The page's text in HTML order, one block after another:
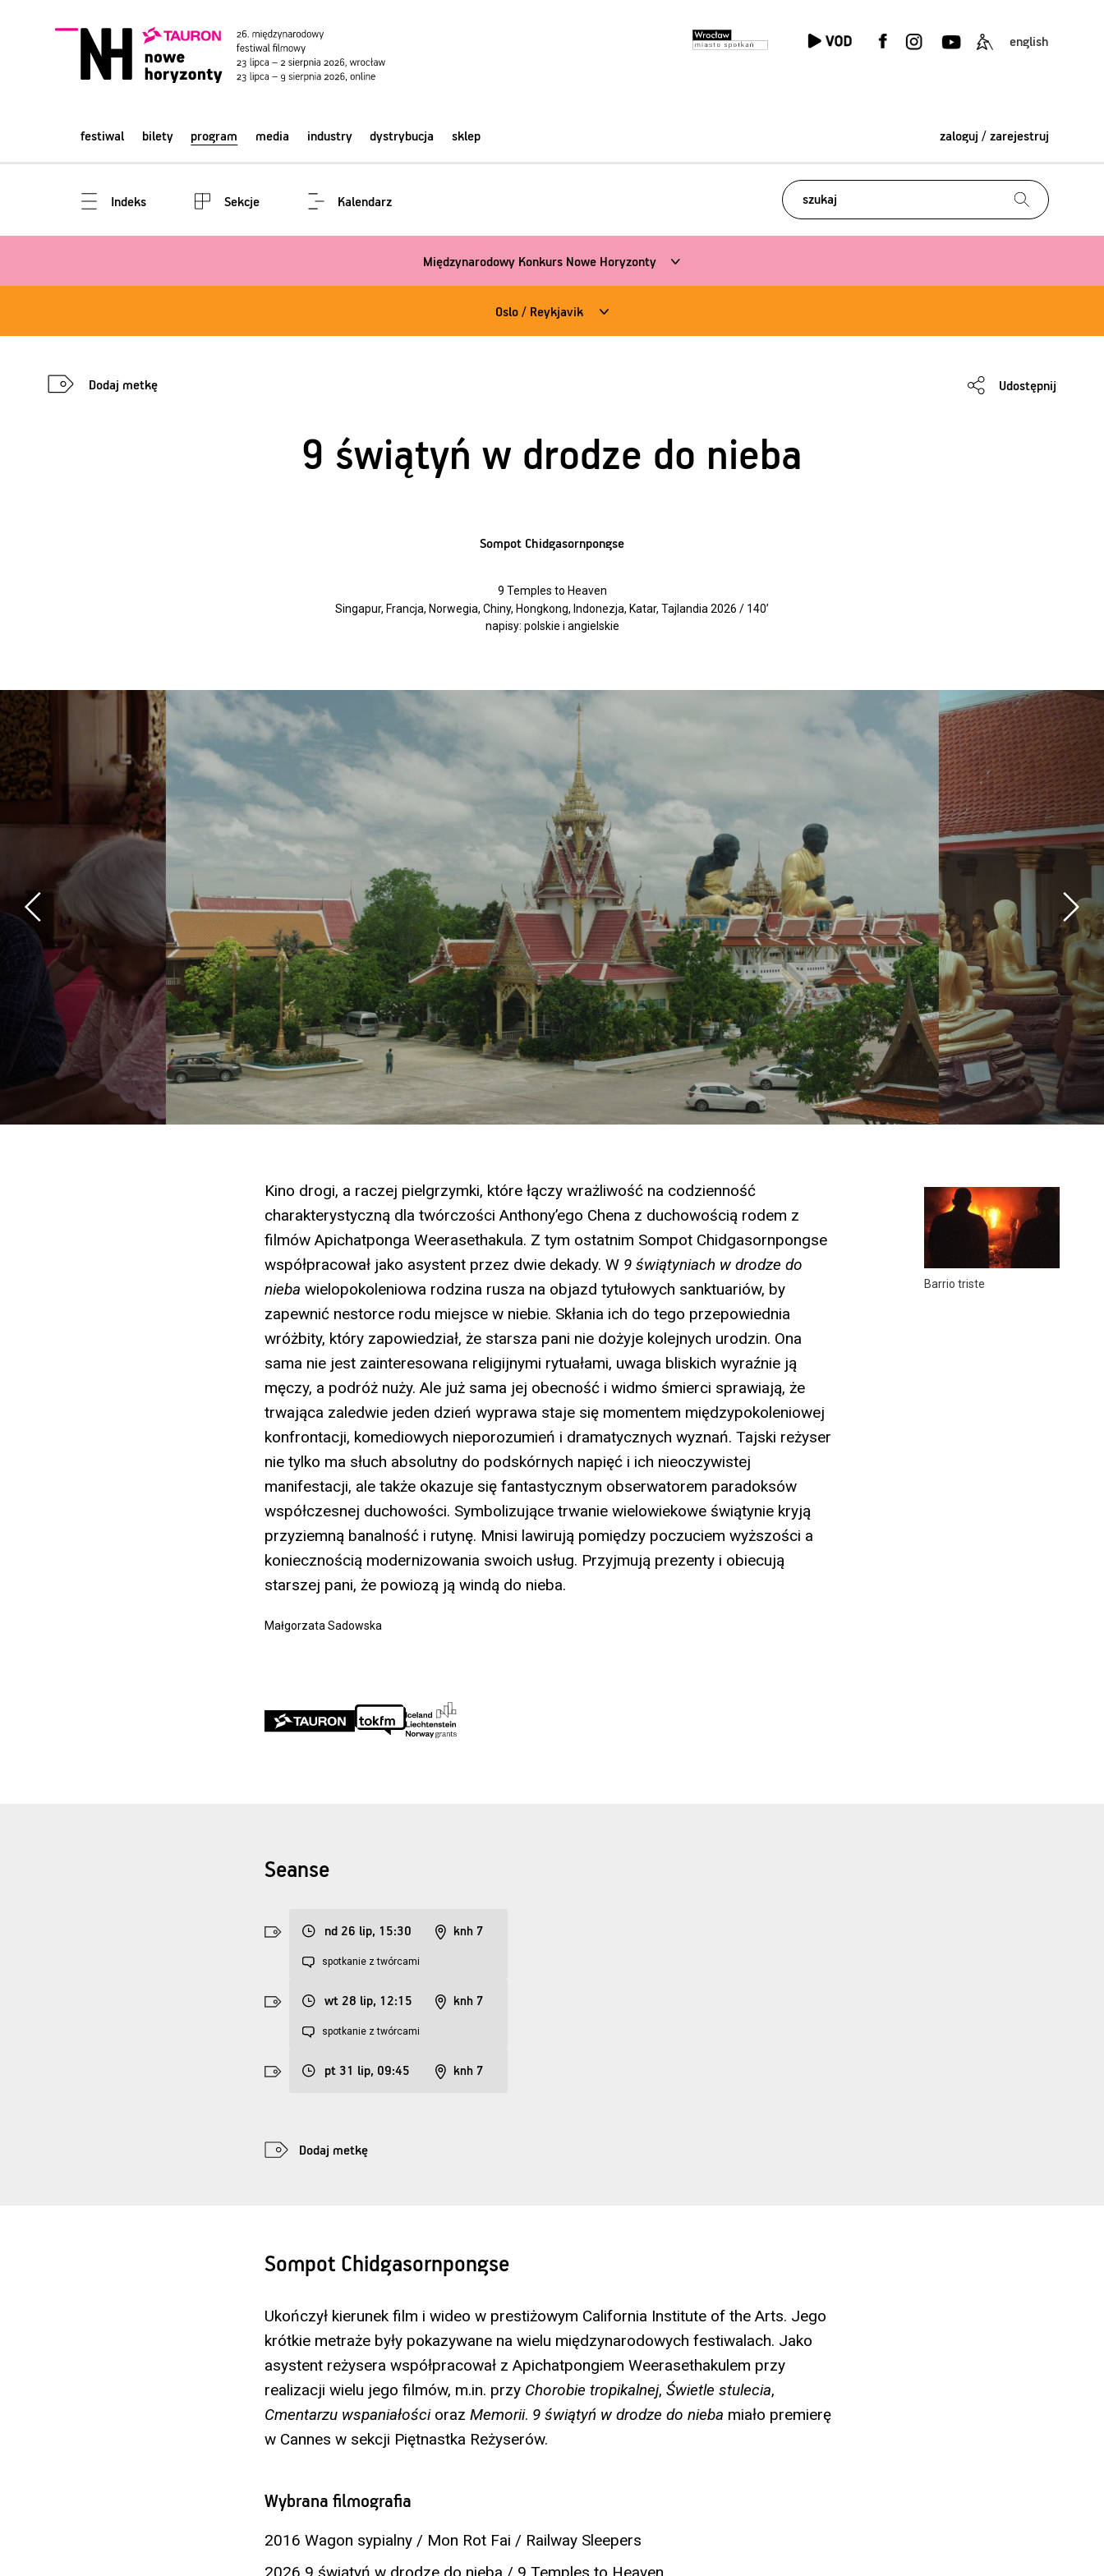
english
festiwal bilety program media industry dystrybucja sklep zaloguj / zarejestruj
Indeks Sekcje Kalendarz
Międzynarodowy Konkurs Nowe Horyzonty
Oslo / Reykjavik
Dodaj metkę Udostępnij
9 świątyń w drodze do nieba
Sompot Chidgasornpongse
9 Temples to Heaven
Singapur, Francja, Norwegia, Chiny, Hongkong, Indonezja, Katar, Tajlandia 2026 / 140’
napisy: polskie i angielskie
Barrio triste
Kino drogi, a raczej pielgrzymki, które łączy wrażliwość na codzienność
charakterystyczną dla twórczości Anthony’ego Chena z duchowością rodem z
filmów Apichatponga Weerasethakula. Z tym ostatnim Sompot Chidgasornpongse
współpracował jako asystent przez dwie dekady. W 9 świątyniach w drodze do
nieba wielopokoleniowa rodzina rusza na objazd tytułowych sanktuariów, by
zapewnić nestorce rodu miejsce w niebie. Skłania ich do tego przepowiednia
wróżbity, który zapowiedział, że starsza pani nie dożyje kolejnych urodzin. Ona
sama nie jest zainteresowana religijnymi rytuałami, uwaga bliskich wyraźnie ją
męczy, a podróż nuży. Ale już sama jej obecność i widmo śmierci sprawiają, że
trwająca zaledwie jeden dzień wyprawa staje się momentem międzypokoleniowej
konfrontacji, komediowych nieporozumień i dramatycznych wyznań. Tajski reżyser
nie tylko ma słuch absolutny do podskórnych napięć i ich nieoczywistej
manifestacji, ale także okazuje się fantastycznym obserwatorem paradoksów
współczesnej duchowości. Symbolizujące trwanie wielowiekowe świątynie kryją
przyziemną banalność i rutynę. Mnisi lawirują pomiędzy poczuciem wyższości a
koniecznością modernizowania swoich usług. Przyjmują prezenty i obiecują
starszej pani, że powiozą ją windą do nieba.
Małgorzata Sadowska
Seanse
nd 26 lip, 15:30 knh 7
spotkanie z twórcami
wt 28 lip, 12:15 knh 7
spotkanie z twórcami
pt 31 lip, 09:45 knh 7
Dodaj metkę
Sompot Chidgasornpongse
Ukończył kierunek film i wideo w prestiżowym California Institute of the Arts. Jego
krótkie metraże były pokazywane na wielu międzynarodowych festiwalach. Jako
asystent reżysera współpracował z Apichatpongiem Weerasethakulem przy
realizacji wielu jego filmów, m.in. przy Chorobie tropikalnej, Świetle stulecia,
Cmentarzu wspaniałości oraz Memorii. 9 świątyń w drodze do nieba miało premierę
w Cannes w sekcji Piętnastka Reżyserów.
Wybrana filmografia
2016 Wagon sypialny / Mon Rot Fai / Railway Sleepers